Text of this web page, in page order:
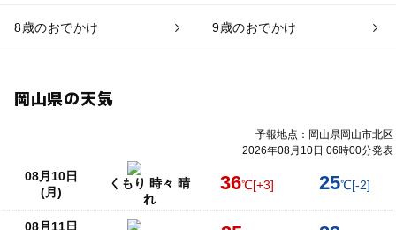
8歳のおでかけ 9歳のおでかけ
岡山県の天気
予報地点：岡山県岡山市北区
2026年08月10日 06時00分発表
08月10日
(月)
くもり 時々 晴
れ
36℃[+3] 25℃[-2]
08月11日